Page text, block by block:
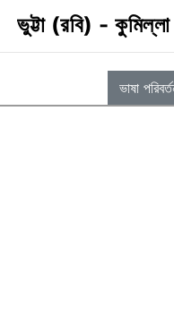
ভুট্টা (রবি) -
ভাষা